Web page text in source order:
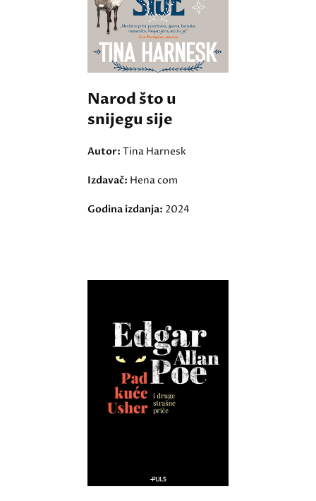
Narod što u
snijegu sije
Autor: Tina Harnesk
Izdavač: Hena com
Godina izdanja: 2024